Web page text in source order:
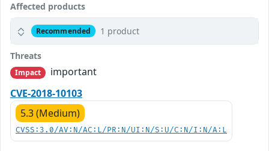
Affected products
Recommended 1 product
Threats
Impact
important
CVE-2018-10103
5.3 (Medium)
CVSS:3.0/AV:N/AC:L/PR:N/UI:N/S:U/C:N/I:N/A:L